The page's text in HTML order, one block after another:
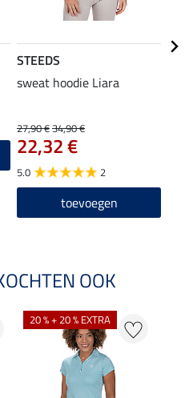
STEEDS
sweat hoodie Liara
27,90 €34,90 €
22,32 €
5.0 2
toevoegen
OOK
20 % + 20 % EXTRA